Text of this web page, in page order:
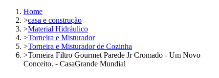
Home
>casa e construção
>Material Hidráulico
>Torneira e Misturador
>Torneira e Misturador de Cozinha
>Torneira Filtro Gourmet Parede Jr Cromado - Um Novo
Conceito. - CasaGrande Mundial